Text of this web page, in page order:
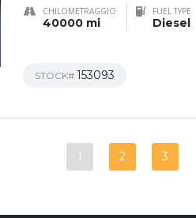
CHILOMETRAGGIO
40000 mi
FUEL TYPE
Diesel
STOCK# 153093
1 2 3